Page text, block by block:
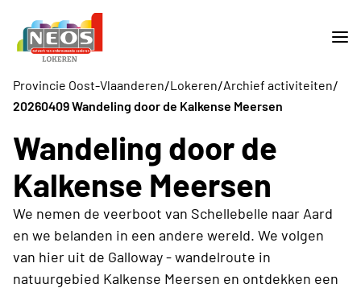
Provincie Oost-Vlaanderen/Lokeren/Archief activiteiten/
20260409 Wandeling door de Kalkense Meersen
Wandeling door de
Kalkense Meersen
We nemen de veerboot van Schellebelle naar Aard
en we belanden in een andere wereld. We volgen
van hier uit de Galloway - wandelroute in
natuurgebied Kalkense Meersen en ontdekken een